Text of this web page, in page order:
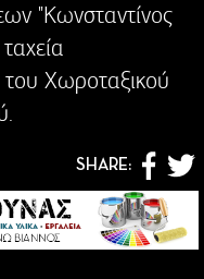
"Κωνσταντίνος
Χωροταξικού
SHARE: